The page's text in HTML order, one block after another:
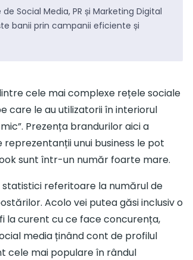
îl abordăm.
lunare pentru actualizarea,
și dezvoltarea site-ului.
Studii de caz
Social Media, PR și Marketing Digital
banii prin campanii eficiente și
cele mai complexe rețele sociale
care le au utilizatorii în interiorul
Prezența brandurilor aici a
unui business le pot
sunt într-un număr foarte mare.
referitoare la numărul de
Acolo vei putea găsi inclusiv o
la curent cu ce face concurența,
media ținând cont de profilul
cele mai populare în rândul